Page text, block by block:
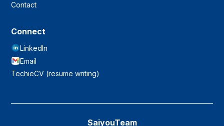
Contact
Connect
LinkedIn
Email
TechieCV (resume writing)
SaiyouTeam